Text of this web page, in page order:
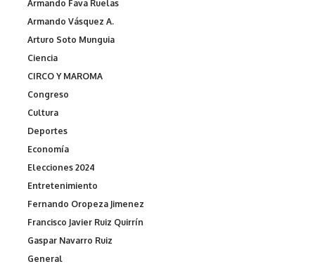
Armando Fava Ruelas
Armando Vásquez A.
Arturo Soto Munguia
Ciencia
CIRCO Y MAROMA
Congreso
Cultura
Deportes
Economía
Elecciones 2024
Entretenimiento
Fernando Oropeza Jimenez
Francisco Javier Ruiz Quirrín
Gaspar Navarro Ruiz
General